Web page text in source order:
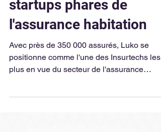
startups phares de
l'assurance habitation
Avec près de 350 000 assurés, Luko se
positionne comme l'une des Insurtechs les
habitation.